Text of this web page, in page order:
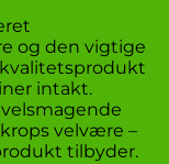
og den vigtige
kvalitetsprodukt
intakt.
velvære –
tilbyder.